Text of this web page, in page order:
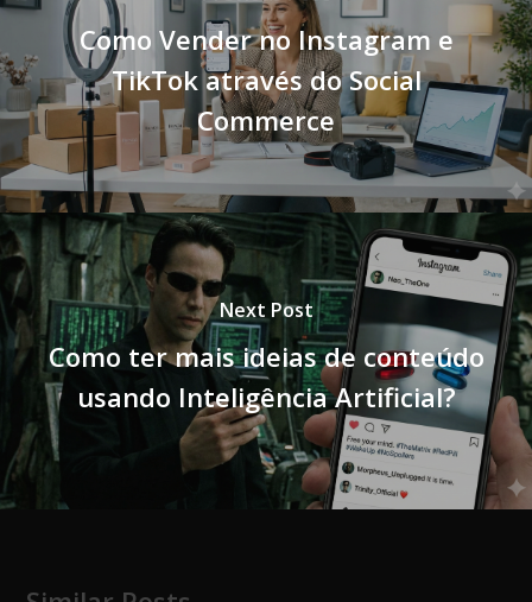
Como Vender no Instagram e
TikTok através do Social
Commerce
Next Post
Como ter mais ideias de conteúdo
usando Inteligência Artificial?